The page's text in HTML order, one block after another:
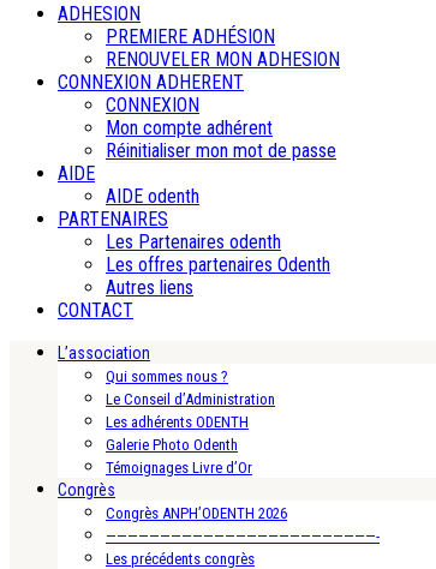
ADHESION
PREMIERE ADHÉSION
RENOUVELER MON ADHESION
CONNEXION ADHERENT
CONNEXION
Mon compte adhérent
Réinitialiser mon mot de passe
AIDE
AIDE odenth
PARTENAIRES
Les Partenaires odenth
Les offres partenaires Odenth
Autres liens
CONTACT
L’association
Qui sommes nous ?
Le Conseil d’Administration
Les adhérents ODENTH
Galerie Photo Odenth
Témoignages Livre d’Or
Congrès
Congrès ANPH’ODENTH 2026
—————————————————————————-
Les précédents congrès